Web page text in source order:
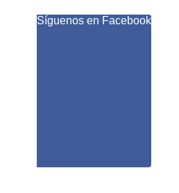
Síguenos en Facebook